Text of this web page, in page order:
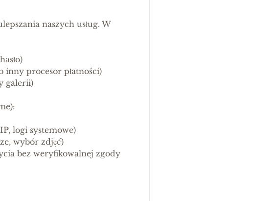
naszych usług. W
inny procesor płatności)
galerii)
logi systemowe)
wybór zdjęć)
bez weryfikowalnej zgody